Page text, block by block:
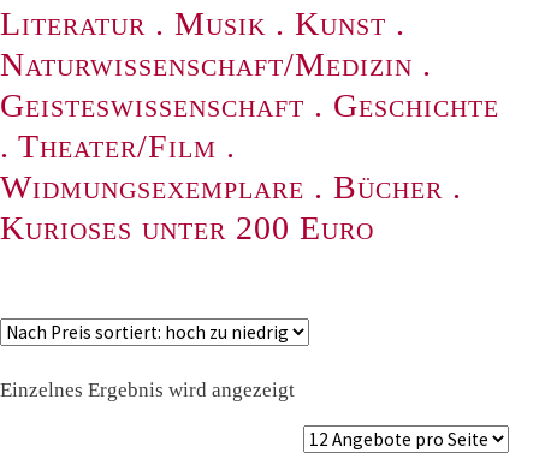
Literatur . Musik . Kunst .
Naturwissenschaft/Medizin .
Geisteswissenschaft . Geschichte
. Theater/Film .
Widmungsexemplare . Bücher .
Kurioses unter 200 Euro
Einzelnes Ergebnis wird angezeigt